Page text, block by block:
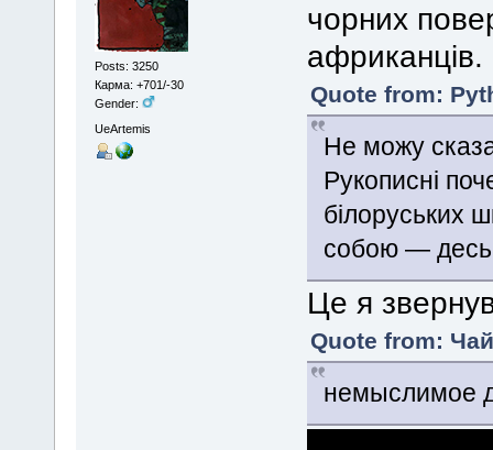
Posts: 3250
Карма: +701/-30
Gender:
UeArtemis
чорних
африканців.
Quote from:
Не можу
Рукописні
білоруських
собою —
Це я
Quote from:
немыслимое